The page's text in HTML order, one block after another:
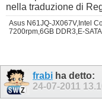
nella traduzione di
Asus N61JQ-JX067V,Intel
7200rpm,6GB DDR3,E-
frabi ha detto:
24-07-2011